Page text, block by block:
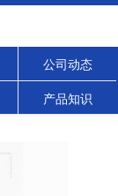
公司动态
产品知识